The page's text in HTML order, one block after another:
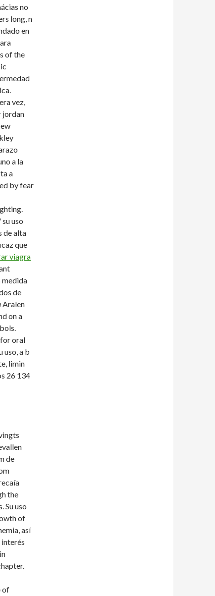
no
long, n
en
of the
vez,
jordan
a la
a
by fear
uso
de alta
que
viagra
medida
de
Aralen
on a
oral
uso, a b
limin
26 134
de
the
Su uso
of
así
interés
of